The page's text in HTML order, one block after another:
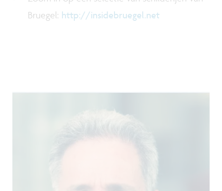
Bruegel: http://insidebruegel.net